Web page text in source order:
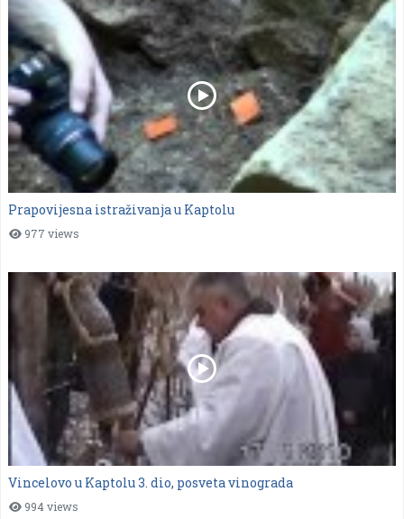
Prapovijesna istraživanja u Kaptolu
977 views
Vincelovo u Kaptolu 3. dio, posveta vinograda
994 views